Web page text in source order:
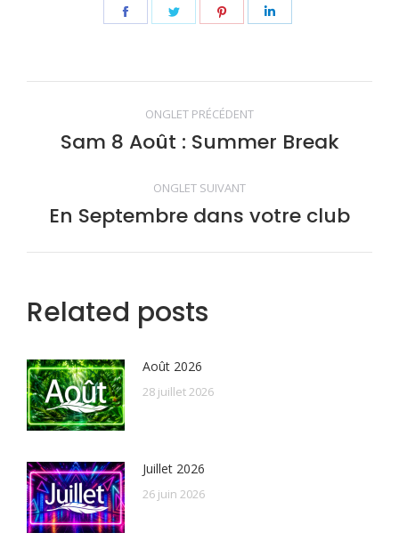
Share
Share
Share
Navigation
de
commentaire
ONGLET PRÉCÉDENT
Onglet
Sam 8 Août : Summer Break
ONGLET SUIVANT
Onglet
En Septembre dans votre club
Related posts
Août 2026
28 juillet 2026
Juillet 2026
26 juin 2026